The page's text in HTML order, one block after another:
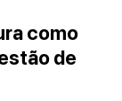
como
de